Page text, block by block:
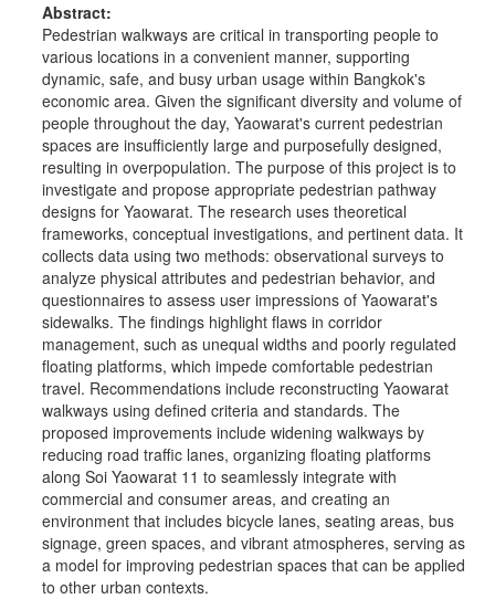
Abstract:
Pedestrian walkways are critical in transporting people to
various locations in a convenient manner, supporting
dynamic, safe, and busy urban usage within Bangkok's
economic area. Given the significant diversity and volume of
people throughout the day, Yaowarat's current pedestrian
spaces are insufficiently large and purposefully designed,
resulting in overpopulation. The purpose of this project is to
investigate and propose appropriate pedestrian pathway
designs for Yaowarat. The research uses theoretical
frameworks, conceptual investigations, and pertinent data. It
collects data using two methods: observational surveys to
analyze physical attributes and pedestrian behavior, and
questionnaires to assess user impressions of Yaowarat's
sidewalks. The findings highlight flaws in corridor
management, such as unequal widths and poorly regulated
floating platforms, which impede comfortable pedestrian
travel. Recommendations include reconstructing Yaowarat
walkways using defined criteria and standards. The
proposed improvements include widening walkways by
reducing road traffic lanes, organizing floating platforms
along Soi Yaowarat 11 to seamlessly integrate with
commercial and consumer areas, and creating an
environment that includes bicycle lanes, seating areas, bus
signage, green spaces, and vibrant atmospheres, serving as
a model for improving pedestrian spaces that can be applied
to other urban contexts.